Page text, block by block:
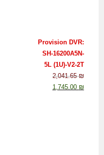
Provision DVR:
SH-16200A5N-
5L (1U)-V2-2T
2,041.65₪
1,745.00 ₪